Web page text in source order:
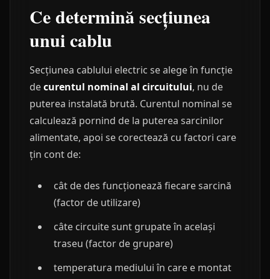
Ce determină secțiunea
unui cablu
Secțiunea cablului electric se alege în funcție
decurentul nominal al circuitului, nu de
puterea instalată brută. Curentul nominal se
calculează pornind de la puterea sarcinilor
alimentate, apoi se corectează cu factori care
țin cont de:
cât de des funcționează fiecare sarcină
(factor de utilizare)
câte circuite sunt grupate în același
traseu (factor de grupare)
temperatura mediului în care e montat